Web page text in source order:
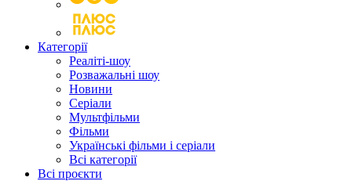
Категорії
Реаліті-шоу
Розважальні шоу
Новини
Серіали
Мультфільми
Фільми
Українські фільми і серіали
Всі категорії
Всі проєкти